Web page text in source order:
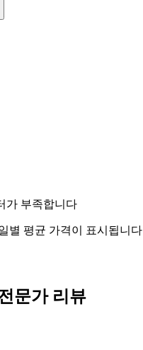
가 부족합니다
별 평균 가격이 표시됩니다
문가 리뷰